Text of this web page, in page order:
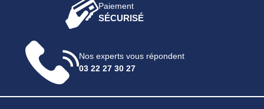
Paiement
SÉCURISÉ
Nos experts vous répondent
03 22 27 30 27